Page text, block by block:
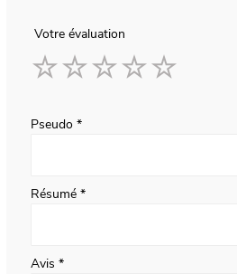
Votre évaluation
Pseudo
Résumé
Avis